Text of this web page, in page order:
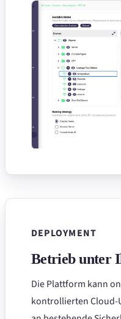
DEPLOYMENT
Betrieb unter
Die Plattform kann
kontrollierten Cloud-